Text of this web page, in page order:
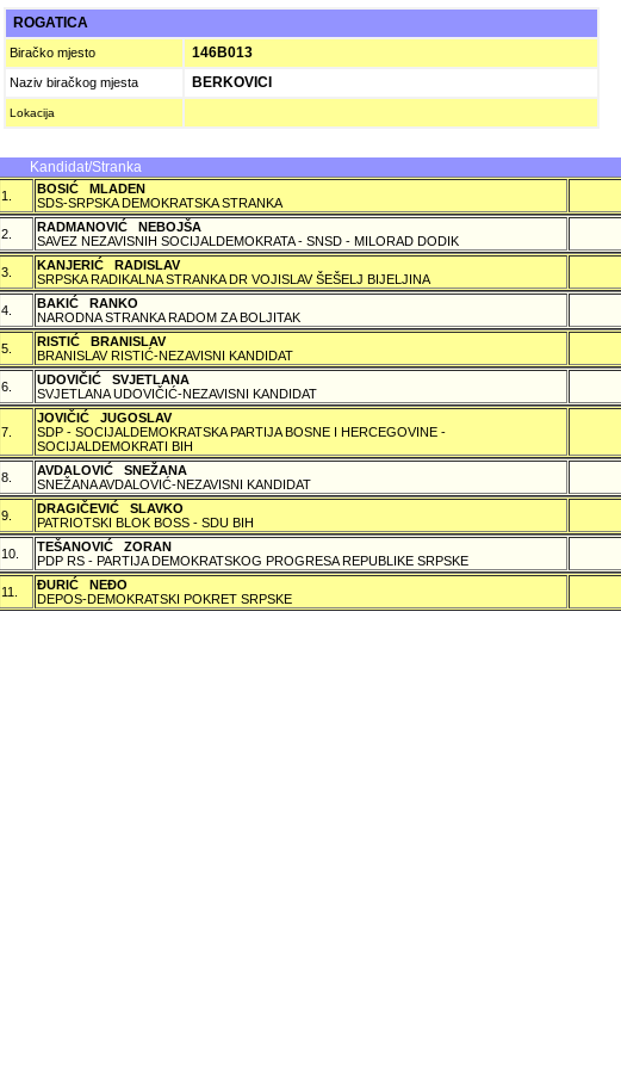
ROGATICA
Biračko mjesto 146B013
Naziv biračkog mjesta BERKOVICI
Lokacija
Kandidat/Stranka
1.
BOSIĆ MLADEN
SDS-SRPSKA DEMOKRATSKA STRANKA
2.
RADMANOVIĆ NEBOJŠA
SAVEZ NEZAVISNIH SOCIJALDEMOKRATA - SNSD - MILORAD DODIK
3.
KANJERIĆ RADISLAV
SRPSKA RADIKALNA STRANKA DR VOJISLAV ŠEŠELJ BIJELJINA
4.
BAKIĆ RANKO
NARODNA STRANKA RADOM ZA BOLJITAK
5.
RISTIĆ BRANISLAV
BRANISLAV RISTIĆ-NEZAVISNI KANDIDAT
6.
UDOVIČIĆ SVJETLANA
SVJETLANA UDOVIČIĆ-NEZAVISNI KANDIDAT
7.
JOVIČIĆ JUGOSLAV
SDP - SOCIJALDEMOKRATSKA PARTIJA BOSNE I HERCEGOVINE -
SOCIJALDEMOKRATI BIH
8.
AVDALOVIĆ SNEŽANA
SNEŽANA AVDALOVIĆ-NEZAVISNI KANDIDAT
9.
DRAGIČEVIĆ SLAVKO
PATRIOTSKI BLOK BOSS - SDU BIH
10.
TEŠANOVIĆ ZORAN
PDP RS - PARTIJA DEMOKRATSKOG PROGRESA REPUBLIKE SRPSKE
11.
ÐURIĆ NEÐO
DEPOS-DEMOKRATSKI POKRET SRPSKE